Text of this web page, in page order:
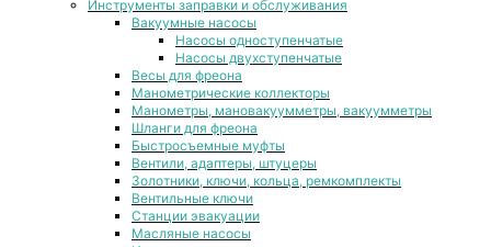
Инструменты заправки и обслуживания
Вакуумные насосы
Насосы одноступенчатые
Насосы двухступенчатые
Весы для фреона
Манометрические коллекторы
Манометры, мановакуумметры, вакуумметры
Шланги для фреона
Быстросъемные муфты
Вентили, адаптеры, штуцеры
Золотники, ключи, кольца, ремкомплекты
Вентильные ключи
Станции эвакуации
Масляные насосы